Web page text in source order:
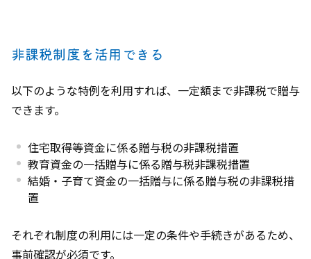
非課税制度を活用できる
以下のような特例を利用すれば、一定額まで非課税で贈与
できます。
住宅取得等資金に係る贈与税の非課税措置
教育資金の一括贈与に係る贈与税非課税措置
結婚・子育て資金の一括贈与に係る贈与税の非課税措
置
それぞれ制度の利用には一定の条件や手続きがあるため、
事前確認が必須です。